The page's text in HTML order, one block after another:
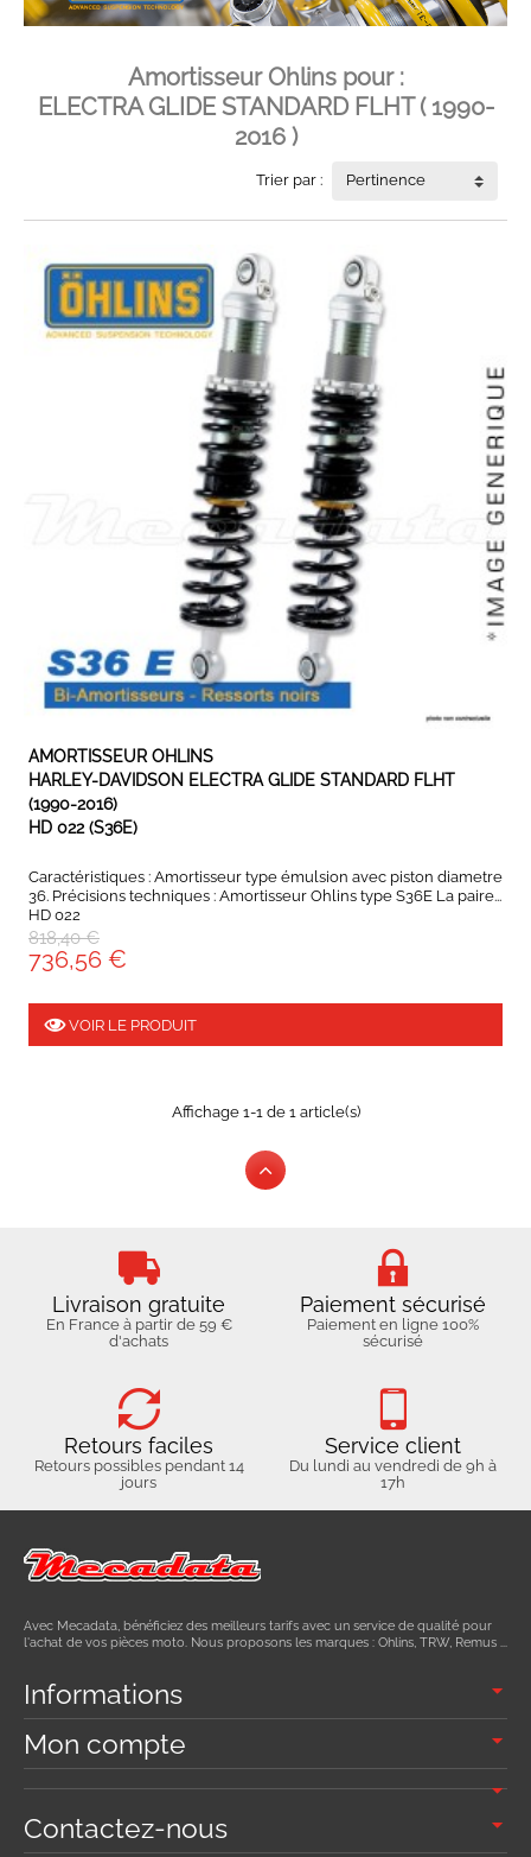
Amortisseur Ohlins pour :
ELECTRA GLIDE STANDARD FLHT ( 1990-
2016 )
Trier par : Pertinence
EXPEDIÉ SOUS 5 À 10 JOURS
AMORTISSEUR OHLINS
HARLEY-DAVIDSON ELECTRA GLIDE STANDARD FLHT
(1990-2016)
HD 022 (S36E)
Caractéristiques : Amortisseur type émulsion avec piston diametre
36. Précisions techniques : Amortisseur Ohlins type S36E La paire...
HD 022
818,40 €
736,56 €
VOIR LE PRODUIT
Affichage 1-1 de 1 article(s)
Livraison gratuite
En France à partir de 59 €
d'achats
Paiement sécurisé
Paiement en ligne 100%
sécurisé
Retours faciles
Retours possibles pendant 14
jours
Service client
Du lundi au vendredi de 9h à
17h
Avec Mecadata, bénéficiez des meilleurs tarifs avec un service de qualité pour
l'achat de vos pièces moto. Nous proposons les marques : Ohlins, TRW, Remus ...
Informations
Mon compte
Contactez-nous